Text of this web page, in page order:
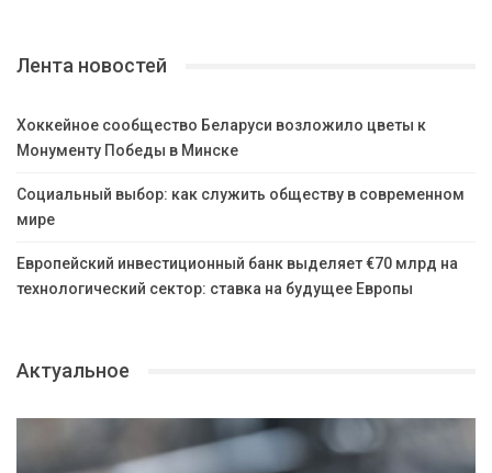
Лента новостей
Хоккейное сообщество Беларуси возложило цветы к
Монументу Победы в Минске
Социальный выбор: как служить обществу в современном
мире
Европейский инвестиционный банк выделяет €70 млрд на
технологический сектор: ставка на будущее Европы
Актуальное